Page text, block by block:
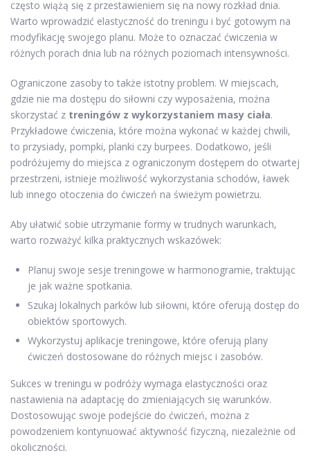
często wiążą się z przestawieniem się na nowy rozkład dnia.
Warto wprowadzić elastyczność do treningu i być gotowym na
modyfikację swojego planu. Może to oznaczać ćwiczenia w
różnych porach dnia lub na różnych poziomach intensywności.
Ograniczone zasoby to także istotny problem. W miejscach,
gdzie nie ma dostępu do siłowni czy wyposażenia, można
skorzystać z treningów z wykorzystaniem masy ciała.
Przykładowe ćwiczenia, które można wykonać w każdej chwili,
to przysiady, pompki, planki czy burpees. Dodatkowo, jeśli
podróżujemy do miejsca z ograniczonym dostępem do otwartej
przestrzeni, istnieje możliwość wykorzystania schodów, ławek
lub innego otoczenia do ćwiczeń na świeżym powietrzu.
Aby ułatwić sobie utrzymanie formy w trudnych warunkach,
warto rozważyć kilka praktycznych wskazówek:
Planuj swoje sesje treningowe w harmonogramie, traktując
je jak ważne spotkania.
Szukaj lokalnych parków lub siłowni, które oferują dostęp do
obiektów sportowych.
Wykorzystuj aplikacje treningowe, które oferują plany
ćwiczeń dostosowane do różnych miejsc i zasobów.
Sukces w treningu w podróży wymaga elastyczności oraz
nastawienia na adaptację do zmieniających się warunków.
Dostosowując swoje podejście do ćwiczeń, można z
powodzeniem kontynuować aktywność fizyczną, niezależnie od
okoliczności.